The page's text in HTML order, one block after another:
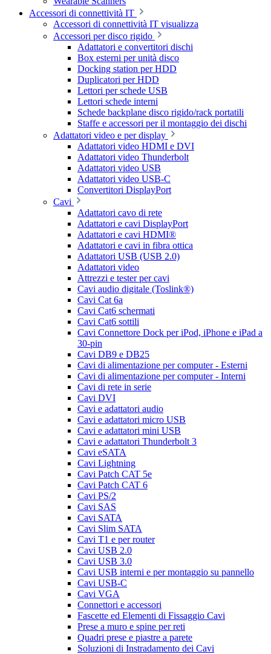
Accessori di connettività IT
Accessori di connettività IT visualizza
Accessori per disco rigido
Adattatori e convertitori dischi
Box esterni per unità disco
Docking station per HDD
Duplicatori per HDD
Lettori per schede USB
Lettori schede interni
Schede backplane disco rigido/rack portatili
Staffe e accessori per il montaggio dei dischi
Adattatori video e per display
Adattatori video HDMI e DVI
Adattatori video Thunderbolt
Adattatori video USB
Adattatori video USB-C
Convertitori DisplayPort
Cavi
Adattatori cavo di rete
Adattatori e cavi DisplayPort
Adattatori e cavi HDMI®
Adattatori e cavi in fibra ottica
Adattatori USB (USB 2.0)
Adattatori video
Attrezzi e tester per cavi
Cavi audio digitale (Toslink®)
Cavi Cat 6a
Cavi Cat6 schermati
Cavi Cat6 sottili
Cavi Connettore Dock per iPod, iPhone e iPad a
30-pin
Cavi DB9 e DB25
Cavi di alimentazione per computer - Esterni
Cavi di alimentazione per computer - Interni
Cavi di rete in serie
Cavi DVI
Cavi e adattatori audio
Cavi e adattatori micro USB
Cavi e adattatori mini USB
Cavi e adattatori Thunderbolt 3
Cavi eSATA
Cavi Lightning
Cavi Patch CAT 5e
Cavi Patch CAT 6
Cavi PS/2
Cavi SAS
Cavi SATA
Cavi Slim SATA
Cavi T1 e per router
Cavi USB 2.0
Cavi USB 3.0
Cavi USB interni e per montaggio su pannello
Cavi USB-C
Cavi VGA
Connettori e accessori
Fascette ed Elementi di Fissaggio Cavi
Prese a muro e spine per reti
Quadri prese e piastre a parete
Soluzioni di Instradamento dei Cavi